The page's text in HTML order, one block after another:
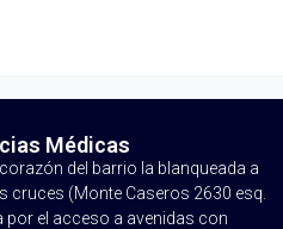
Médicas
del barrio la blanqueada a
(Monte Caseros 2630 esq.
por el acceso a avenidas con